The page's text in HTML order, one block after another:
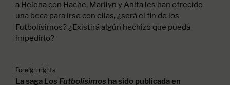
a Helena con Hache, Marilyn y Anita les han ofrecido
una beca para irse con ellas, ¿será el fin de los
Futbolísimos? ¿Existirá algún hechizo que pueda
impedirlo?
Foreign rights
La saga Los Futbolísimos ha sido publicada en